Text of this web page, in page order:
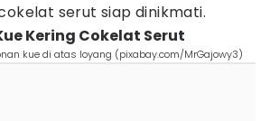
serut siap dinikmati.
Kering Cokelat Serut
kue di atas loyang (pixabay.com/MrGajowy3)